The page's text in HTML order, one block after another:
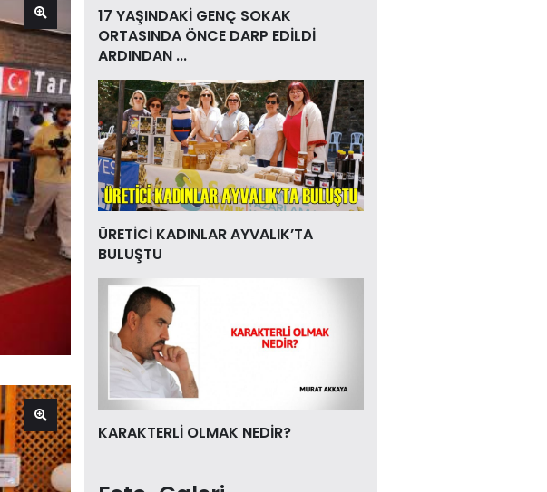
17 YAŞINDAKİ GENÇ SOKAK
ORTASINDA ÖNCE DARP EDİLDİ
ARDINDAN ...
ÜRETİCİ KADINLAR AYVALIK’TA
BULUŞTU
KARAKTERLİ OLMAK NEDİR?